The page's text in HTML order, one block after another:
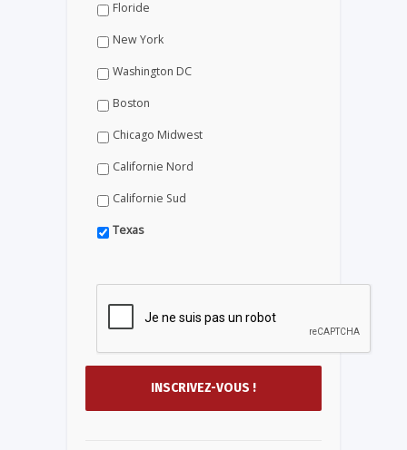
Floride
New York
Washington DC
Boston
Chicago Midwest
Californie Nord
Californie Sud
Texas